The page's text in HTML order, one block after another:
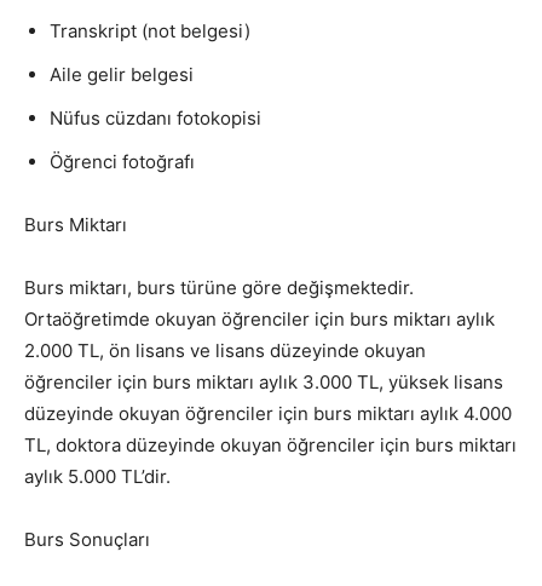
Transkript (not belgesi)
Aile gelir belgesi
Nüfus cüzdanı fotokopisi
Öğrenci fotoğrafı
Burs Miktarı
Burs miktarı, burs türüne göre değişmektedir.
Ortaöğretimde okuyan öğrenciler için burs miktarı aylık
2.000 TL, ön lisans ve lisans düzeyinde okuyan
öğrenciler için burs miktarı aylık 3.000 TL, yüksek lisans
düzeyinde okuyan öğrenciler için burs miktarı aylık 4.000
TL, doktora düzeyinde okuyan öğrenciler için burs miktarı
aylık 5.000 TL’dir.
Burs Sonuçları